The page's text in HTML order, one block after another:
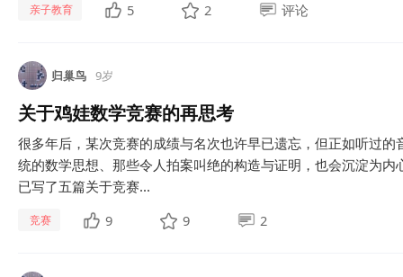
亲子教育 5 2 评论
归巢鸟 9岁
关于鸡娃数学竞赛的再思考
很多年后，某次竞赛的成绩与名次也许早已遗忘，但正如听过
统的数学思想、那些令人拍案叫绝的构造与证明，也会沉淀为
已写了五篇关于竞赛...
竞赛 9 9 2